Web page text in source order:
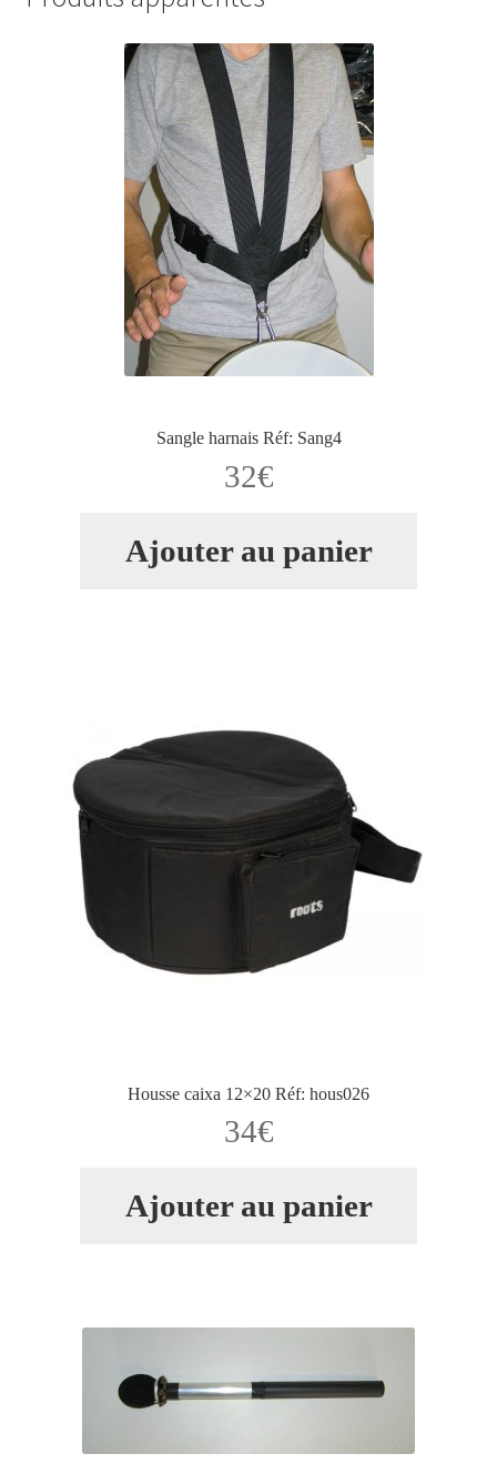
Sangle harnais Réf: Sang4
32€
Ajouter au panier
Housse caixa 12×20 Réf: hous026
34€
Ajouter au panier